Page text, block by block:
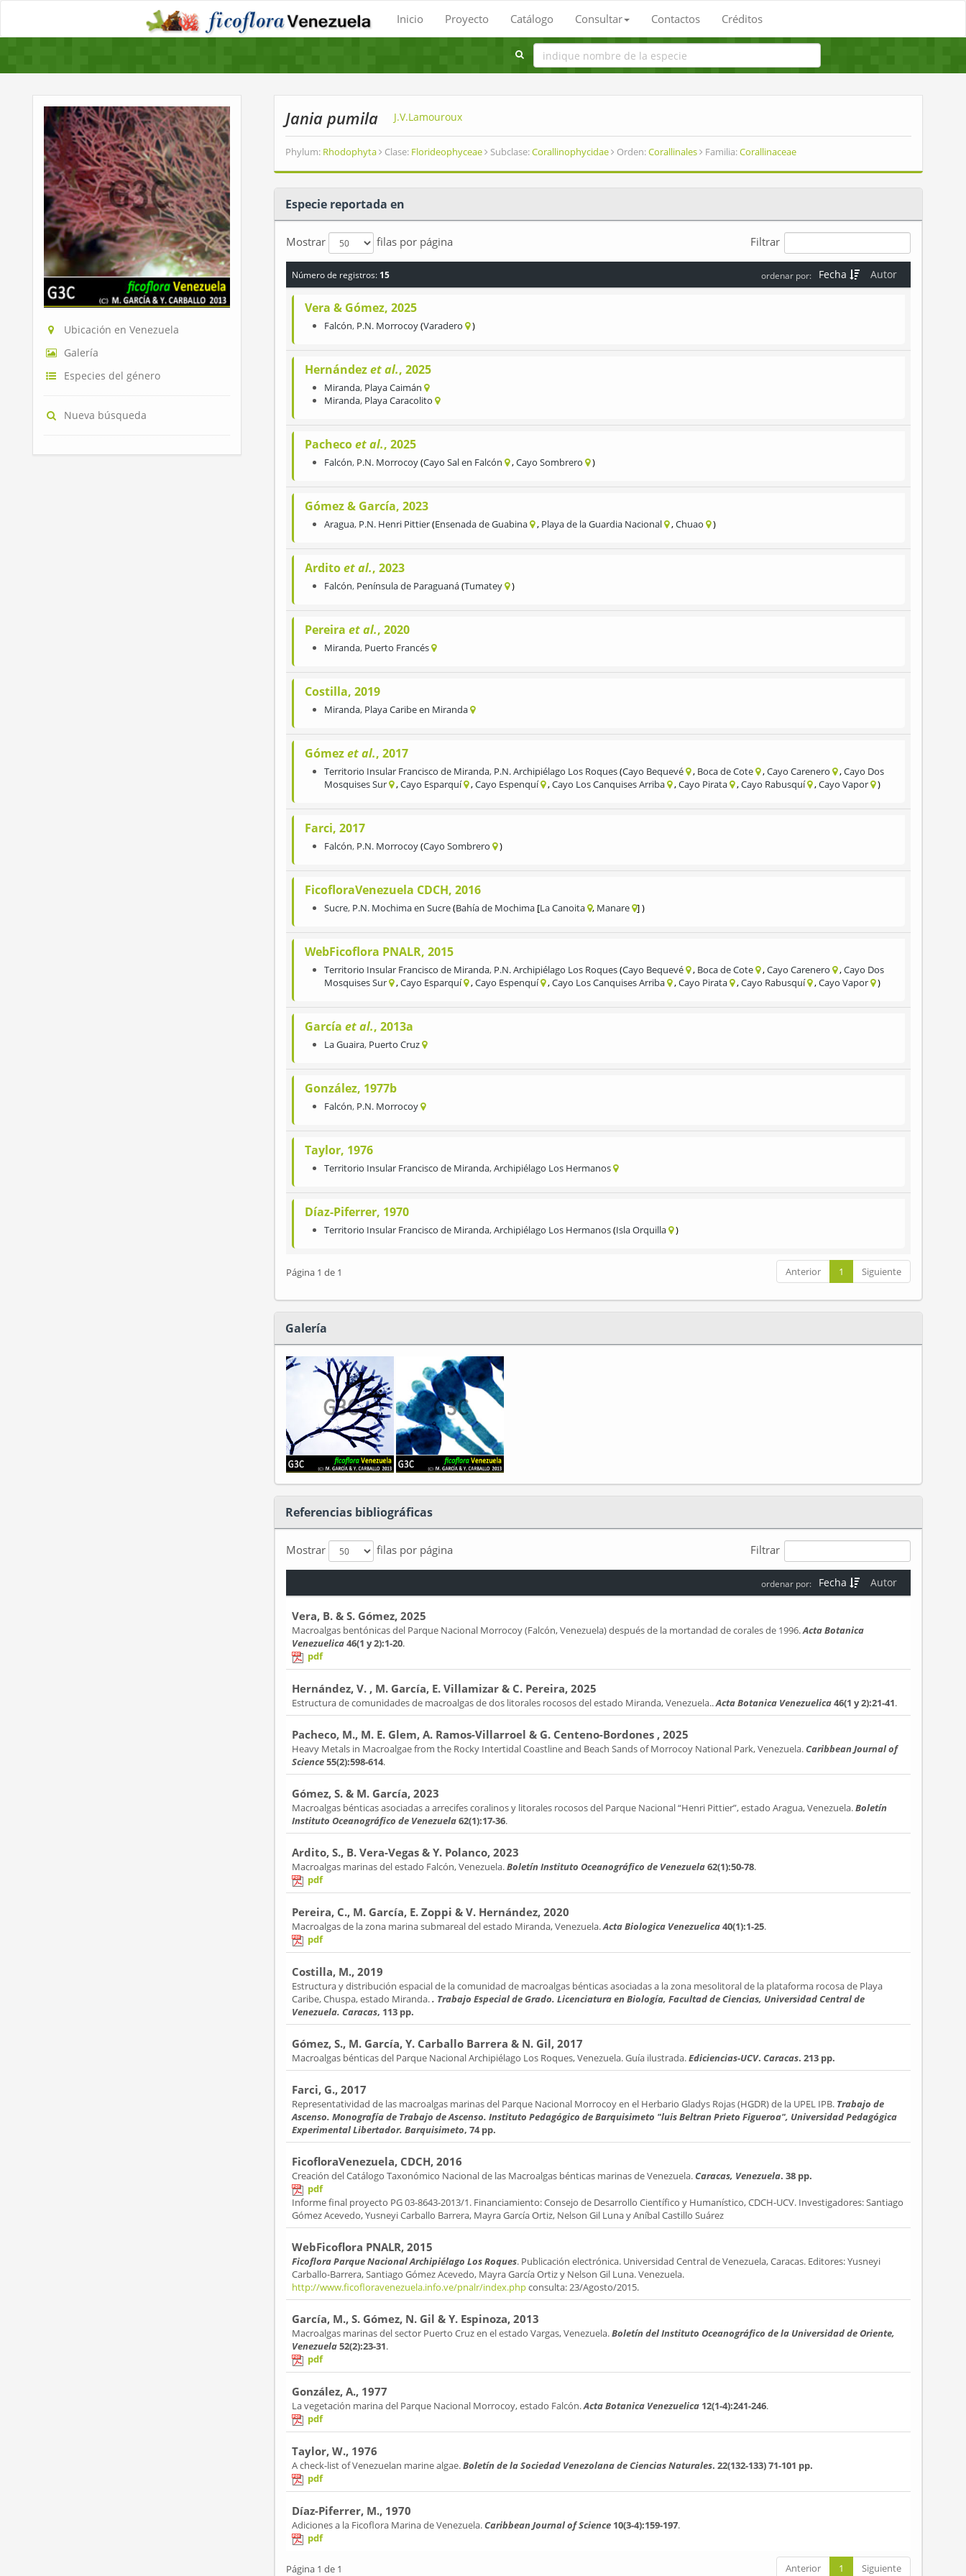
Inicio Proyecto Catálogo Consultar Contactos Créditos
Ubicación en Venezuela
Galería
Especies del género
Nueva búsqueda
Jania pumila J.V.Lamouroux
Phylum: Rhodophyta Clase: Florideophyceae Subclase:Corallinophycidae Orden:Corallinales Familia:Corallinaceae
Especie reportada en
Mostrar filas por página Filtrar
Número de registros: 15 Autor
Fecha
ordenar por:
Vera & Gómez, 2025
Falcón, P.N. Morrocoy Varadero
Hernándezet al., 2025
Miranda, Playa Caimán
Miranda, Playa Caracolito
Pachecoet al., 2025
Falcón, P.N. Morrocoy Cayo Sal en Falcón Cayo Sombrero
Gómez & García, 2023
Aragua, P.N. Henri Pittier Ensenada de Guabina Playa de la Guardia Nacional Chuao
Arditoet al., 2023
Falcón, Península de Paraguaná Tumatey
Pereira et al., 2020
Miranda, Puerto Francés
Costilla, 2019
Miranda, Playa Caribe en Miranda
Gómezet al., 2017
Territorio Insular Francisco de Miranda, P.N. Archipiélago Los Roques Cayo Bequevé Boca de Cote Cayo Carenero
Cayo Dos
Mosquises Sur
Cayo Esparquí Cayo Espenquí Cayo Los Canquises Arriba Cayo Pirata Cayo Rabusquí Cayo Vapor
Farci, 2017
Falcón, P.N. Morrocoy Cayo Sombrero
FicofloraVenezuela CDCH, 2016
Sucre, P.N. Mochima en Sucre Bahía de Mochima La Canoita Manare
WebFicoflora PNALR, 2015
Territorio Insular Francisco de Miranda, P.N. Archipiélago Los Roques Cayo Bequevé Boca de Cote Cayo Carenero
Cayo Dos
Mosquises Sur
Cayo Esparquí Cayo Espenquí Cayo Los Canquises Arriba Cayo Pirata Cayo Rabusquí Cayo Vapor
García et al., 2013a
La Guaira, Puerto Cruz
González, 1977b
Falcón, P.N. Morrocoy
Taylor, 1976
Territorio Insular Francisco de Miranda,Archipiélago Los Hermanos
Díaz-Piferrer, 1970
Territorio Insular Francisco de Miranda,Archipiélago Los Hermanos Isla Orquilla
Página 1 de 1 Anterior 1 Siguiente
Galería
Referencias bibliográficas
Mostrar filas por página Filtrar
Autor
Fecha
ordenar por:
Vera, B. & S. Gómez, 2025
Macroalgas bentónicas del Parque Nacional Morrocoy (Falcón, Venezuela) después de la mortandad de corales de 1996.Acta Botanica
Venezuelica46(1 y 2):1-20.
pdf
Hernández, V. , M. García, E. Villamizar & C. Pereira, 2025
Estructura de comunidades de macroalgas de dos litorales rocosos del estado Miranda, Venezuela..Acta Botanica Venezuelica46(1 y 2):21-41.
Pacheco, M., M. E. Glem, A. Ramos-Villarroel & G. Centeno-Bordones , 2025
Heavy Metals in Macroalgae from the Rocky Intertidal Coastline and Beach Sands of Morrocoy National Park, Venezuela.Caribbean Journal of
Science55(2):598-614.
Gómez, S. & M. García, 2023
Macroalgas bénticas asociadas a arrecifes coralinos y litorales rocosos del Parque Nacional “Henri Pittier”, estado Aragua, Venezuela.Boletín
Instituto Oceanográfico de Venezuela62(1):17-36.
Ardito, S., B. Vera-Vegas & Y. Polanco, 2023
Macroalgas marinas del estado Falcón, Venezuela.Boletín Instituto Oceanográfico de Venezuela62(1):50-78.
pdf
Pereira, C., M. García, E. Zoppi & V. Hernández, 2020
Macroalgas de la zona marina submareal del estado Miranda, Venezuela.Acta Biologica Venezuelica40(1):1-25.
pdf
Costilla, M., 2019
Estructura y distribución espacial de la comunidad de macroalgas bénticas asociadas a la zona mesolitoral de la plataforma rocosa de Playa
Caribe, Chuspa, estado Miranda.. Trabajo Especial de Grado. Licenciatura en Biología, Facultad de Ciencias, Universidad Central de
Venezuela. Caracas, 113 pp.
Gómez, S., M. García, Y. Carballo Barrera & N. Gil, 2017
Macroalgas bénticas del Parque Nacional Archipiélago Los Roques, Venezuela. Guía ilustrada.Ediciencias-UCV. Caracas. 213 pp.
Farci, G., 2017
Representatividad de las macroalgas marinas del Parque Nacional Morrocoy en el Herbario Gladys Rojas (HGDR) de la UPEL IPB. Trabajo de
Ascenso. Monografía de Trabajo de Ascenso. Instituto Pedagógico de Barquisimeto "luis Beltran Prieto Figueroa", Universidad Pedagógica
Experimental Libertador. Barquisimeto, 74 pp.
FicofloraVenezuela, CDCH, 2016
Creación del Catálogo Taxonómico Nacional de las Macroalgas bénticas marinas de Venezuela.Caracas, Venezuela. 38 pp.
pdf
Informe final proyecto PG 03-8643-2013/1. Financiamiento: Consejo de Desarrollo Científico y Humanístico, CDCH-UCV. Investigadores: Santiago
Gómez Acevedo, Yusneyi Carballo Barrera, Mayra García Ortiz, Nelson Gil Luna y Aníbal Castillo Suárez
WebFicoflora PNALR, 2015
Ficoflora Parque Nacional Archipiélago Los Roques. Publicación electrónica. Universidad Central de Venezuela, Caracas. Editores: Yusneyi
Carballo-Barrera, Santiago Gómez Acevedo, Mayra García Ortiz y Nelson Gil Luna. Venezuela.
http://www.ficofloravenezuela.info.ve/pnalr/index.phpconsulta: 23/Agosto/2015.
García, M., S. Gómez, N. Gil & Y. Espinoza, 2013
Macroalgas marinas del sector Puerto Cruz en el estado Vargas, Venezuela.Boletín del Instituto Oceanográfico de la Universidad de Oriente,
Venezuela52(2):23-31.
pdf
González, A., 1977
La vegetación marina del Parque Nacional Morrocoy, estado Falcón.Acta Botanica Venezuelica 12(1-4):241-246.
pdf
Taylor, W., 1976
A check-list of Venezuelan marine algae.Boletín de la Sociedad Venezolana de Ciencias Naturales. 22(132-133)71-101 pp.
pdf
Díaz-Piferrer, M., 1970
Adiciones a la Ficoflora Marina de Venezuela.Caribbean Journal of Science 10(3-4):159-197.
pdf
Página 1 de 1 Anterior 1 Siguiente